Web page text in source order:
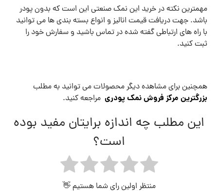
مهمترین نکته در خرید این نمک صنعتی این است که بدون پودر
باشد. جهت دریافت قیمت انالیز و انواع بسته بندی ها می توانید
با راه های ارتباطی گفته شده در تماس باشید و سفارش خود را
ثبت کنید.
همچنین برای مشاهده دیگر محصولات می توانید به مطلب
بزرگترین مرکز فروش نمک پودری مراجعه کنید.
این مطلب چه اندازه برایتان مفید بوده
است؟
منتظر اولین رای شما هستیم 👋